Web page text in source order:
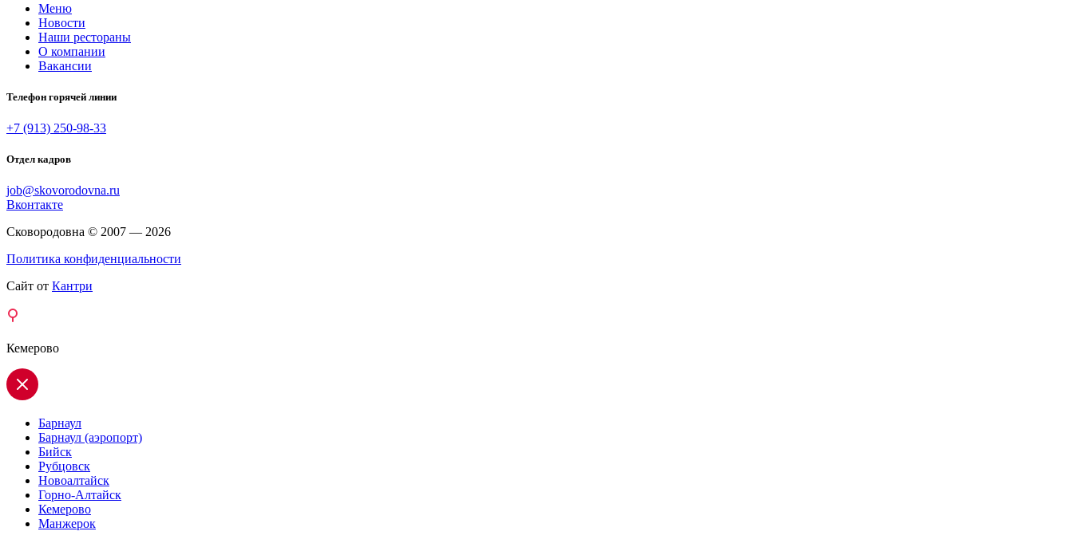
Меню
Новости
Наши рестораны
О компании
Вакансии
Телефон горячей линии
+7 (913) 250-98-33
Отдел кадров
job@skovorodovna.ru
Вконтакте
Сковородовна © 2007 — 2026
Политика конфиденциальности
Сайт от Кантри
Кемерово
Барнаул
Барнаул (аэропорт)
Бийск
Рубцовск
Новоалтайск
Горно-Алтайск
Кемерово
Манжерок